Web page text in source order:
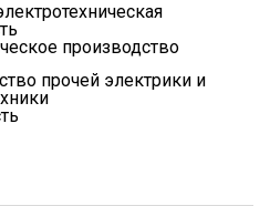
производство
прочей электрики и